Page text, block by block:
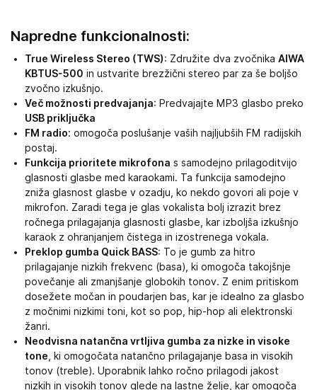
Napredne funkcionalnosti:
True Wireless Stereo (TWS): Združite dva zvočnika AIWA
KBTUS-500 in ustvarite brezžični stereo par za še boljšo
zvočno izkušnjo.
Več možnosti predvajanja: Predvajajte MP3 glasbo preko
USB priključka
FM radio: omogoča poslušanje vaših najljubših FM radijskih
postaj.
Funkcija prioritete mikrofona s samodejno prilagoditvijo
glasnosti glasbe med karaokami. Ta funkcija samodejno
zniža glasnost glasbe v ozadju, ko nekdo govori ali poje v
mikrofon. Zaradi tega je glas vokalista bolj izrazit brez
ročnega prilagajanja glasnosti glasbe, kar izboljša izkušnjo
karaok z ohranjanjem čistega in izostrenega vokala.
Preklop gumba Quick BASS: To je gumb za hitro
prilagajanje nizkih frekvenc (basa), ki omogoča takojšnje
povečanje ali zmanjšanje globokih tonov. Z enim pritiskom
dosežete močan in poudarjen bas, kar je idealno za glasbo
z močnimi nizkimi toni, kot so pop, hip-hop ali elektronski
žanri.
Neodvisna natančna vrtljiva gumba za nizke in visoke
tone , ki omogočata natančno prilagajanje basa in visokih
tonov (treble). Uporabnik lahko ročno prilagodi jakost
nizkih in visokih tonov glede na lastne želje, kar omogoča